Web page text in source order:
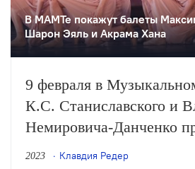
В МАМТе покажут балеты
Шарон Эяль и Акрама Хана
9 февраля в
К.С. Станиславского и
Немировича-Данченко
премьера вечера
2023
Клавдия Редер